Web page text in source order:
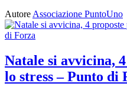
Autore Associazione PuntoUno
Natale si avvicina,
lo stress – Punto di